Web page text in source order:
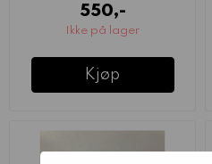
550,-
Ikke på lager
Kjøp